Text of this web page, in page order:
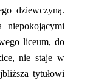
dziewczyną.
niepokojącymi
liceum, do
nie staje w
tytułowi